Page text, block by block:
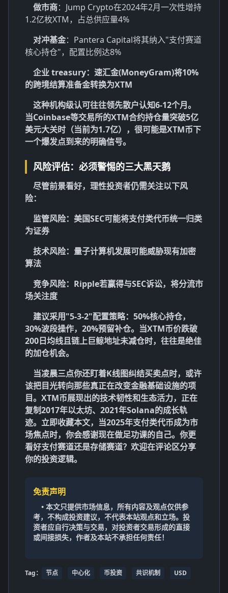
做市商：Jump Crypto在2024年2月一次性增持
1.2亿枚XTM，占总供应量4%
对冲基金：Pantera Capital将其纳入"支付赛道
核心持仓"，配置比例达8%
企业 treasury：速汇金(MoneyGram)将10%
的跨境结算准备金转换为XTM
这种机构级认可往往领先散户认知6-12个月。
当Coinbase等交易所的XTM合约持仓量突破5亿
美元大关时（当前为1.7亿），很可能是XTM币下
一个爆发点到来的明确信号。
风险评估：必须警惕的三大黑天鹅
尽管前景看好，理性投资者仍需关注以下风
险：
监管风险：美国SEC可能将支付类代币统一归类
为证券
技术风险：量子计算机发展可能威胁现有加密
算法
竞争风险：Ripple若赢得与SEC诉讼，将分流市
场关注度
建议采用"5-3-2"配置策略：50%核心持仓，
30%波段操作，20%预留补仓。当XTM币价跌破
200日均线且链上巨鲸地址未减仓时，往往是绝佳
的加仓机会。
当凌晨三点你还盯着K线图纠结买卖点时，或许
该把目光转向那些真正在改变金融基础设施的项
目。XTM币展现出的技术韧性和生态活力，正在
复制2017年以太坊、2021年Solana的成长轨
迹。立即收藏本文，当2025年支付类代币成为市
场焦点时，你会感谢现在做足功课的自己。你更
看好支付赛道还是存储赛道？欢迎在评论区分享
你的投资逻辑。
免责声明
• 本文只提供市场信息，所有内容及观点仅供参
考，不构成投资建议，不代表本站观点和立场。投
资者应自行决策与交易，对投资者交易形成的直接
或间接损失，作者及本站不承担任何责任！
Tag： 节点 中心化 币投资 共识机制 USD